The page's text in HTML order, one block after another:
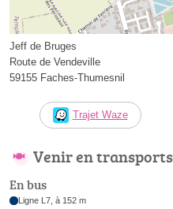
Jeff de Bruges
Route de Vendeville
59155 Faches-Thumesnil
Trajet Waze
Venir en
En bus
Ligne L7, à 152 m